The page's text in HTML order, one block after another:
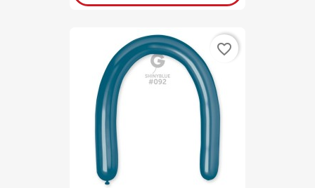
favorite_border